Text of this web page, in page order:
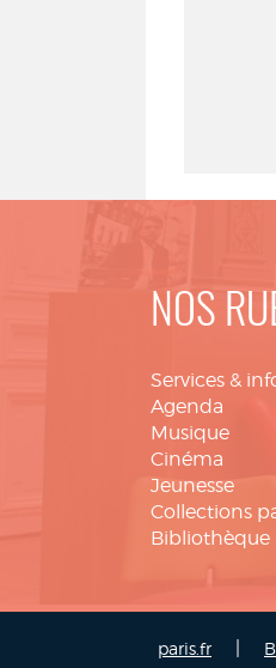
NOS
Services &
Agenda
Musique
Cinéma
Jeunesse
Collections
paris.fr